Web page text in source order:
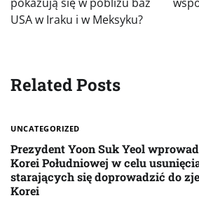
USA w Iraku i w Meksyku?
Related Posts
UNCATEGORIZED
Prezydent Yoon Suk Yeol
Korei Południowej w celu
starających się doprowadzić do
Korei